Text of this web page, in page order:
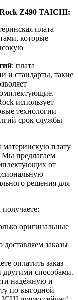
Z490 TAICHI:
плата
которые
: плата
и стандарты, такие
использует
технологии
срок службы
плату
предлагаем
от
решения для
оригинальные
заказы
оплатить заказ
способами.
надёжную и
по выгодной